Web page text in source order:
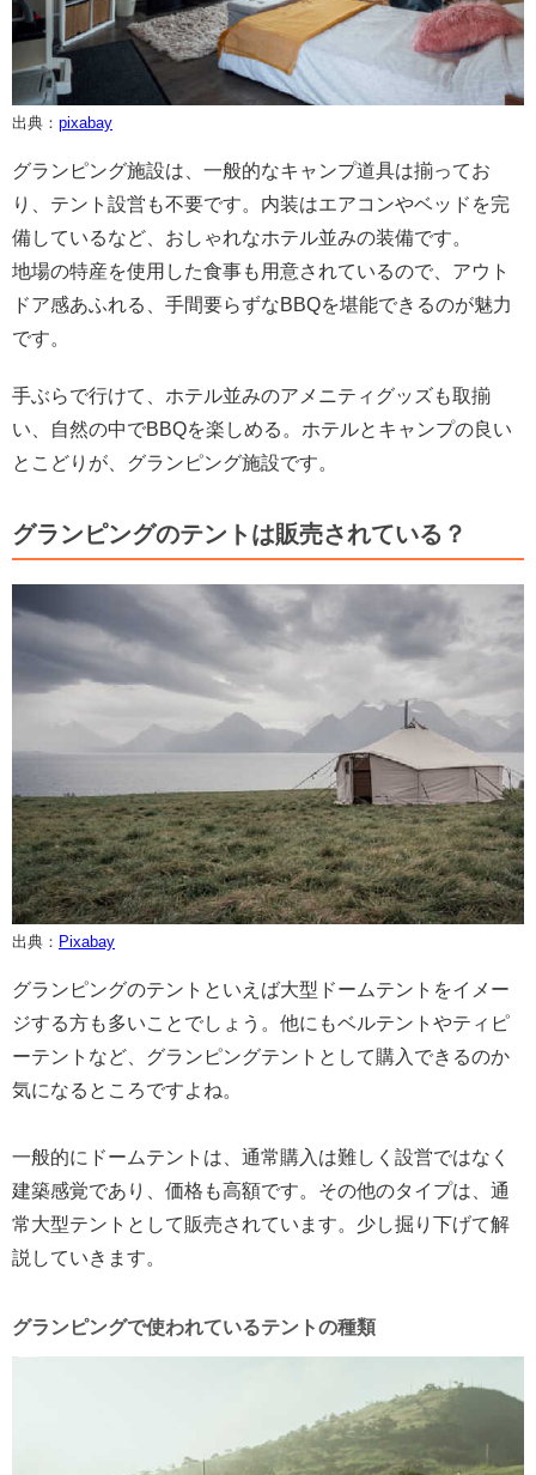
出典： pixabay
グランピング施設は、一般的なキャンプ道具は揃ってお
り、テント設営も不要です。内装はエアコンやベッドを完
備しているなど、おしゃれなホテル並みの装備です。
地場の特産を使用した食事も用意されているので、アウト
ドア感あふれる、手間要らずなBBQを堪能できるのが魅力
です。
手ぶらで行けて、ホテル並みのアメニティグッズも取揃
い、自然の中でBBQを楽しめる。ホテルとキャンプの良い
とこどりが、グランピング施設です。
グランピングのテントは販売されている？
出典： Pixabay
グランピングのテントといえば大型ドームテントをイメー
ジする方も多いことでしょう。他にもベルテントやティピ
ーテントなど、グランピングテントとして購入できるのか
気になるところですよね。
一般的にドームテントは、通常購入は難しく設営ではなく
建築感覚であり、価格も高額です。その他のタイプは、通
常大型テントとして販売されています。少し掘り下げて解
説していきます。
グランピングで使われているテントの種類